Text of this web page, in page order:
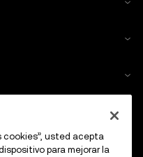
cookies”, usted acepta
para mejorar la